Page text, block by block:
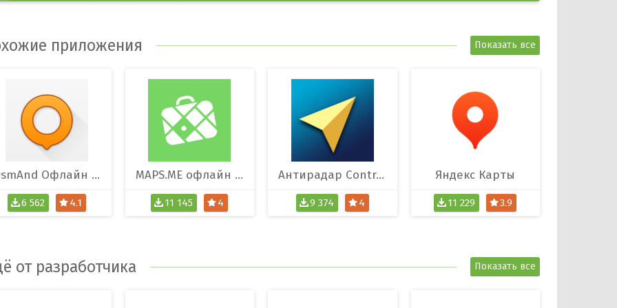
приложения Показать все
OsmAnd Офлайн Карты
6 562 4.1
MAPS.ME офлайн карты
11 145 4
Антирадар ContraCam
9 374 4
Яндекс Карты
11 229 3.9
от разработчика Показать все